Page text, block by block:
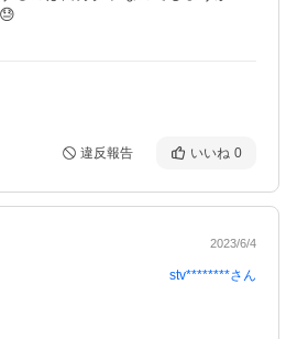
違反報告 いいね 0
2023/6/4
stv********さん